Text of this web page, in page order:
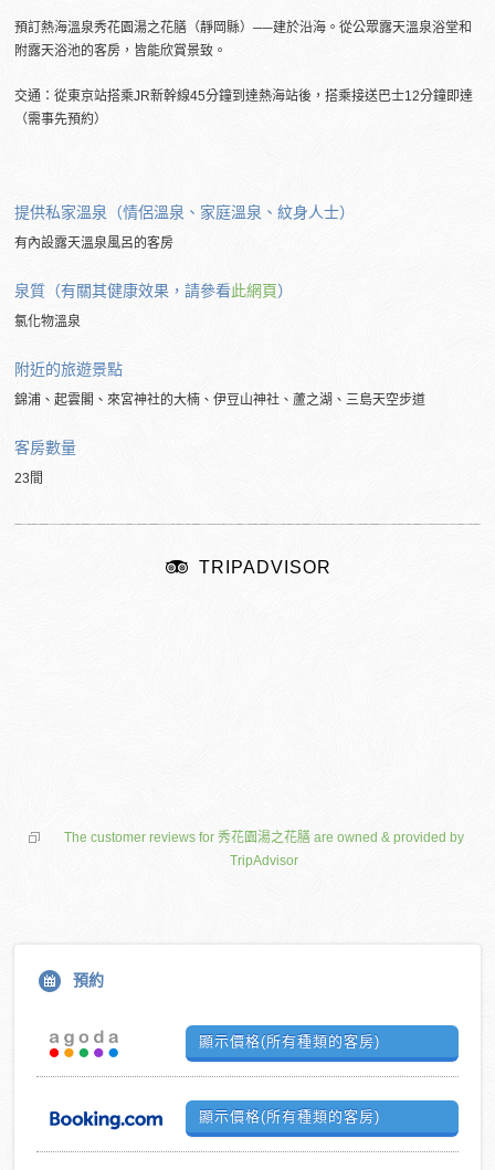
預訂熱海溫泉秀花園湯之花膳（靜岡縣）──建於沿海。從公眾露天溫泉浴堂和
附露天浴池的客房，皆能欣賞景致。
交通：從東京站搭乘JR新幹線45分鐘到達熱海站後，搭乘接送巴士12分鐘即達
（需事先預約）
提供私家溫泉（情侶溫泉、家庭溫泉、紋身人士）
有內設露天溫泉風呂的客房
泉質（有關其健康效果，請參看此網頁）
氯化物溫泉
附近的旅遊景點
錦浦、起雲閣、來宮神社的大楠、伊豆山神社、蘆之湖、三島天空步道
客房數量
23間
TRIPADVISOR
The customer reviews for 秀花園湯之花膳 are owned & provided by
TripAdvisor
預約
顯示價格(所有種類的客房)
顯示價格(所有種類的客房)